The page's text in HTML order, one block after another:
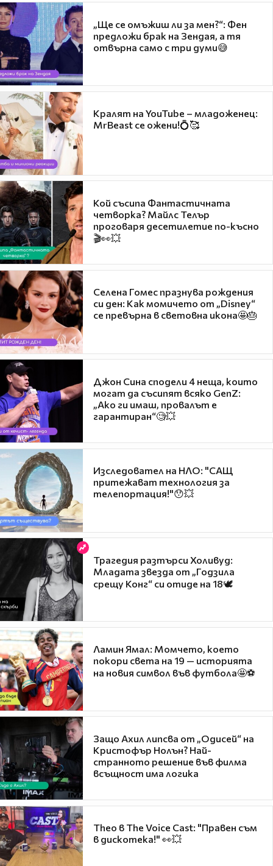
„Ще се омъжиш ли за мен?“: Фен
предложи брак на Зендая, а тя
отвърна само с три думи😅
Кралят на YouTube – младоженец:
MrBeast се ожени!💍🥰
Кой съсипа Фантастичната
четворка? Майлс Телър
проговаря десетилетие по-късно
🎬👀💥
Селена Гомес празнува рождения
си ден: Как момичето от „Disney“
се превърна в световна икона🤩🎂
Джон Сина сподели 4 неща, които
могат да съсипят всяко GenZ:
„Ако ги имаш, провалът е
гарантиран“🧐💥
Изследовател на НЛО: "САЩ
притежават технология за
телепортация!"😯💥
Трагедия разтърси Холивуд:
Младата звезда от „Годзила
срещу Конг“ си отиде на 18🕊️
Ламин Ямал: Момчето, което
покори света на 19 — историята
на новия символ във футбола🤩⚽
Защо Ахил липсва от „Одисей“ на
Кристофър Нолън? Най-
странното решение във филма
всъщност има логика
Theo в The Voice Cast: "Правен съм
в дискотека!" 👀💥